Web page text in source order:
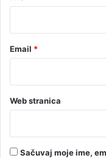
Email *
Web stranica
Sačuvaj moje ime,